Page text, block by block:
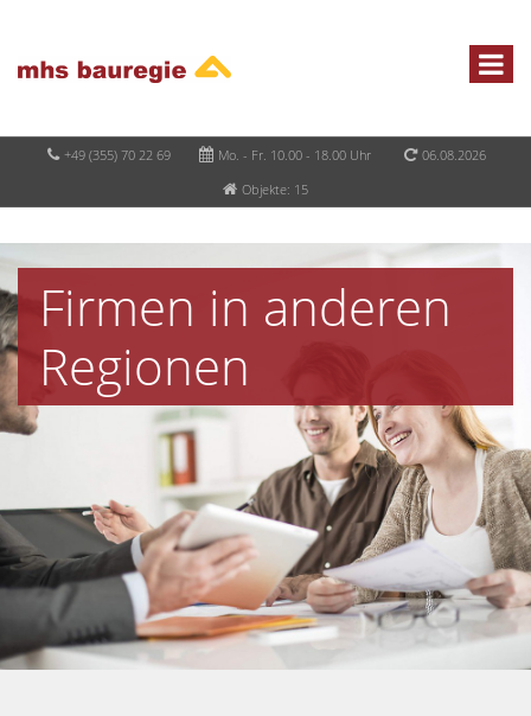
+49 (355) 70 22 69 Mo. - Fr. 10.00 - 18.00 Uhr
06.08.2026
Objekte: 15
Firmen in anderen
Regionen